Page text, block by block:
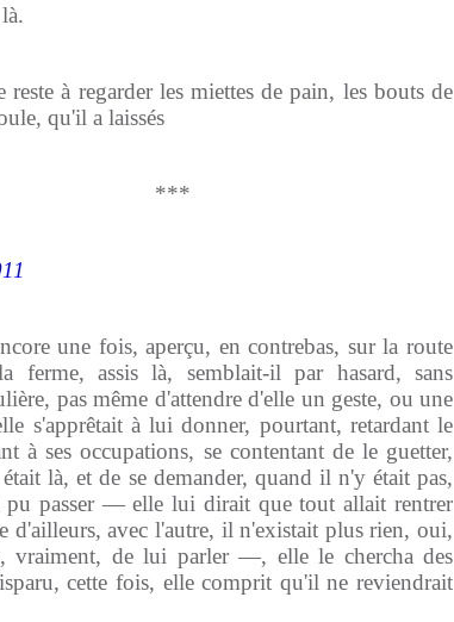
reste à regarder les miettes de pain, les bouts de
qu'il a laissés
***
une fois, aperçu, en contrebas, sur la route
ferme, assis là, semblait-il par hasard, sans
pas même d'attendre d'elle un geste, ou une
s'apprêtait à lui donner, pourtant, retardant le
à ses occupations, se contentant de le guetter,
là, et de se demander, quand il n'y était pas,
passer — elle lui dirait que tout allait rentrer
d'ailleurs, avec l'autre, il n'existait plus rien, oui,
vraiment, de lui parler —, elle le chercha des
cette fois, elle comprit qu'il ne reviendrait